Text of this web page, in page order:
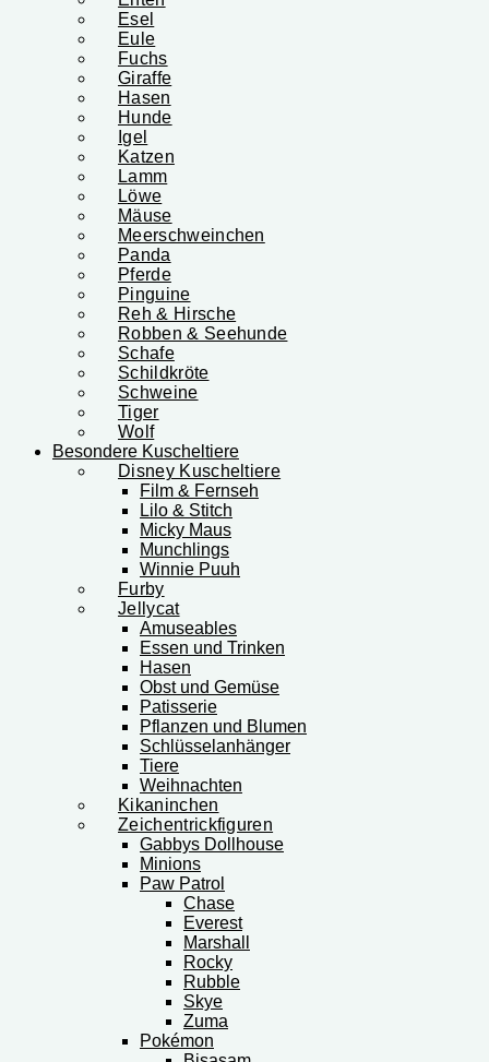
Esel
Eule
Fuchs
Giraffe
Hasen
Hunde
Igel
Katzen
Lamm
Löwe
Mäuse
Meerschweinchen
Panda
Pferde
Pinguine
Reh & Hirsche
Robben & Seehunde
Schafe
Schildkröte
Schweine
Tiger
Wolf
Besondere Kuscheltiere
Disney Kuscheltiere
Film & Fernseh
Lilo & Stitch
Micky Maus
Munchlings
Winnie Puuh
Furby
Jellycat
Amuseables
Essen und Trinken
Hasen
Obst und Gemüse
Patisserie
Pflanzen und Blumen
Schlüsselanhänger
Tiere
Weihnachten
Kikaninchen
Zeichentrickfiguren
Gabbys Dollhouse
Minions
Paw Patrol
Chase
Everest
Marshall
Rocky
Rubble
Skye
Zuma
Pokémon